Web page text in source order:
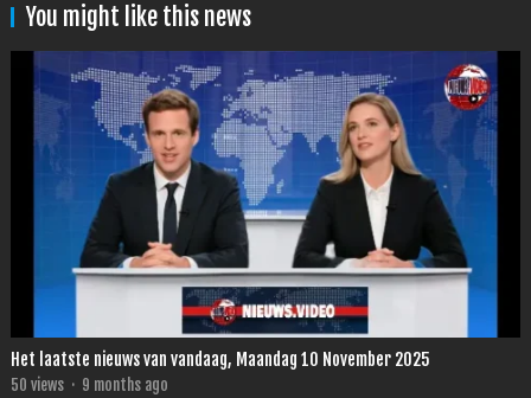
You might like this news
Het laatste nieuws van vandaag, Maandag 10 November 2025
50 views · 9 months ago